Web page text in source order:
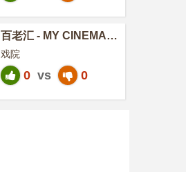
百老汇 - MY CINEMA
YOHO MALL
戏院
0 vs 0